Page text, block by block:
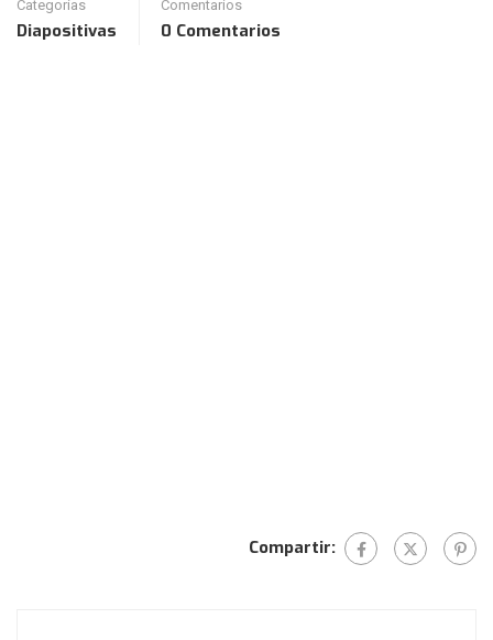
Categorías
Diapositivas
Comentarios
0 Comentarios
Compartir: